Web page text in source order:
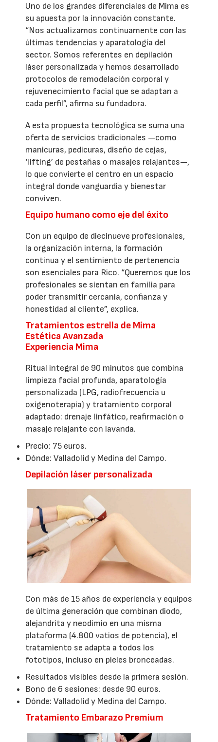
Uno de los grandes diferenciales de Mima es
su apuesta por la innovación constante.
“Nos actualizamos continuamente con las
últimas tendencias y aparatología del
sector. Somos referentes en depilación
láser personalizada y hemos desarrollado
protocolos de remodelación corporal y
rejuvenecimiento facial que se adaptan a
cada perfil”, afirma su fundadora.
A esta propuesta tecnológica se suma una
oferta de servicios tradicionales —como
manicuras, pedicuras, diseño de cejas,
‘lifting’ de pestañas o masajes relajantes—,
lo que convierte el centro en un espacio
integral donde vanguardia y bienestar
conviven.
Equipo humano como eje del éxito
Con un equipo de diecinueve profesionales,
la organización interna, la formación
continua y el sentimiento de pertenencia
son esenciales para Rico. “Queremos que los
profesionales se sientan en familia para
poder transmitir cercanía, confianza y
honestidad al cliente”, explica.
Tratamientos estrella de Mima
Estética Avanzada
Experiencia Mima
Ritual integral de 90 minutos que combina
limpieza facial profunda, aparatología
personalizada (LPG, radiofrecuencia u
oxigenoterapia) y tratamiento corporal
adaptado: drenaje linfático, reafirmación o
masaje relajante con lavanda.
Precio: 75 euros.
Dónde: Valladolid y Medina del Campo.
Depilación láser personalizada
Con más de 15 años de experiencia y equipos
de última generación que combinan diodo,
alejandrita y neodimio en una misma
plataforma (4.800 vatios de potencia), el
tratamiento se adapta a todos los
fototipos, incluso en pieles bronceadas.
Resultados visibles desde la primera sesión.
Bono de 6 sesiones: desde 90 euros.
Dónde: Valladolid y Medina del Campo.
Tratamiento Embarazo Premium